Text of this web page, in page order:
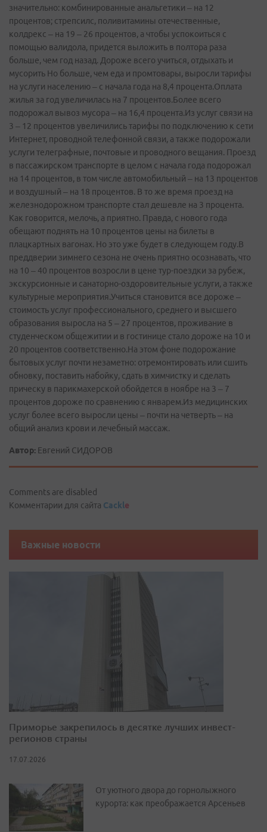
значительно: комбинированные анальгетики – на 12
процентов; стрепсилс, поливитамины отечественные,
колдрекс – на 19 – 26 процентов, а чтобы успокоиться с
помощью валидола, придется выложить в полтора раза
больше, чем год назад. Дороже всего учиться, отдыхать и
мусорить Но больше, чем еда и промтовары, выросли тарифы
на услуги населению – с начала года на 8,4 процента.Оплата
жилья за год увеличилась на 7 процентов.Более всего
подорожал вывоз мусора – на 16,4 процента.Из услуг связи на
3 – 12 процентов увеличились тарифы по подключению к сети
Интернет, проводной телефонной связи, а также подорожали
услуги телеграфные, почтовые и проводного вещания. Проезд
в пассажирском транспорте в целом с начала года подорожал
на 14 процентов, в том числе автомобильный – на 13 процентов
и воздушный – на 18 процентов. В то же время проезд на
железнодорожном транспорте стал дешевле на 3 процента.
Как говорится, мелочь, а приятно. Правда, с нового года
обещают поднять на 10 процентов цены на билеты в
плацкартных вагонах. Но это уже будет в следующем году.В
преддверии зимнего сезона не очень приятно осознавать, что
на 10 – 40 процентов возросли в цене тур-поездки за рубеж,
экскурсионные и санаторно-оздоровительные услуги, а также
культурные мероприятия.Учиться становится все дороже –
стоимость услуг профессионального, среднего и высшего
образования выросла на 5 – 27 процентов, проживание в
студенческом общежитии и в гостинице стало дороже на 10 и
20 процентов соответственно.На этом фоне подорожание
бытовых услуг почти незаметно: отремонтировать или сшить
обновку, поставить набойку, сдать в химчистку и сделать
прическу в парикмахерской обойдется в ноябре на 3 – 7
процентов дороже по сравнению с январем.Из медицинских
услуг более всего выросли цены – почти на четверть – на
общий анализ крови и лечебный массаж.
Автор: Евгений СИДОРОВ
Comments are disabled
Комментарии для сайта Cackle
Важные новости
Приморье закрепилось в десятке лучших инвест-
регионов страны
17.07.2026
От уютного двора до горнолыжного
курорта: как преображается Арсеньев